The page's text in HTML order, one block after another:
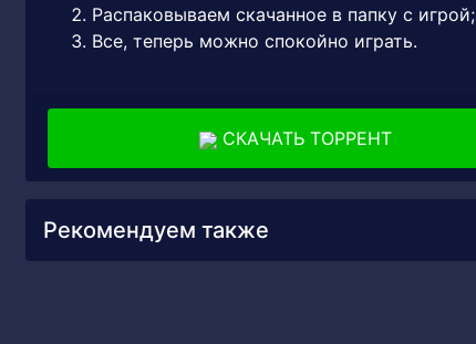
Распаковываем скачанное в папку с игрой;
Все, теперь можно спокойно играть.
СКАЧАТЬ ТОРРЕНТ
Рекомендуем также